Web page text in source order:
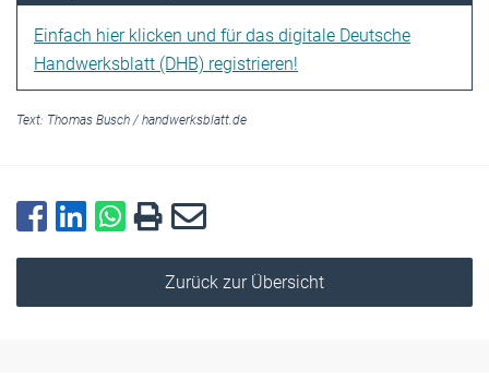
Einfach hier klicken und für das digitale Deutsche
Handwerksblatt (DHB) registrieren!
Text: Thomas Busch / handwerksblatt.de
Zurück zur Übersicht